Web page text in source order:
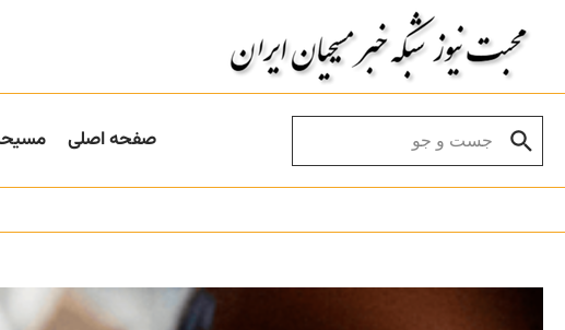
صفحه اصلی